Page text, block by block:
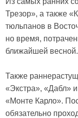
Трезор», а также
тюльпанов в
но время,
ближайшей весной.
Также
«Экстра», «Дабл»
«Монте Карло».
обязательно